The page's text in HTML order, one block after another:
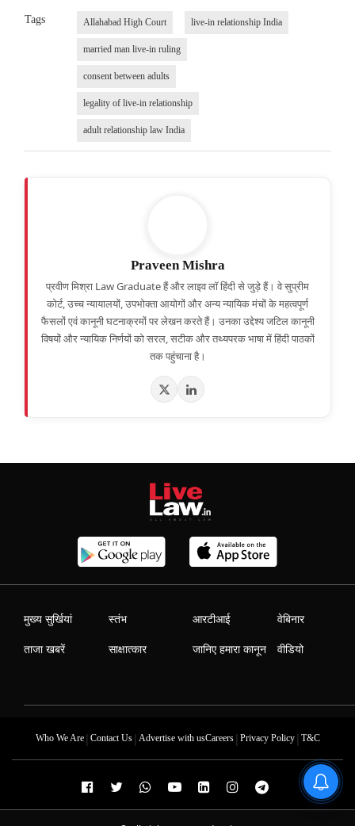
Tags Allahabad High Court live-in relationship India
married man live-in ruling
consent between adults
legality of live-in relationship
adult relationship law India
Praveen Mishra
प्रवीण मिश्रा Law Graduate हैं और लाइव लॉ हिंदी से जुड़े हैं। वे सुप्रीम
कोर्ट, उच्च न्यायालयों, उपभोक्ता आयोगों और अन्य न्यायिक मंचों के महत्वपूर्ण
फैसलों एवं कानूनी घटनाक्रमों पर लेखन करते हैं। उनका उद्देश्य जटिल कानूनी
विषयों और न्यायिक निर्णयों को सरल, सटीक और तथ्यपरक भाषा में हिंदी पाठकों
तक पहुंचाना है।
मुख्य सुर्खियां
ताजा खबरें
स्तंभ
साक्षात्कार
आरटीआई
जानिए हमारा कानून
वेबिनार
वीडियो
Who We Are| Contact Us| Advertise with usCareers| Privacy Policy| T&C